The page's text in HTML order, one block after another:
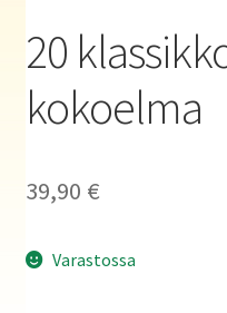
20
kokoelma
39,90 €
Varastossa